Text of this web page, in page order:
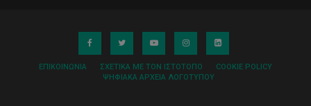
ΕΠΙΚΟΙΝΩΝΊΑ ΣΧΕΤΙΚΆ ΜΕ ΤΟΝ ΙΣΤΌΤΟΠΟ
COOKIE POLICY
ΨΗΦΙΑΚΆ ΑΡΧΕΊΑ ΛΟΓΌΤΥΠΟΥ